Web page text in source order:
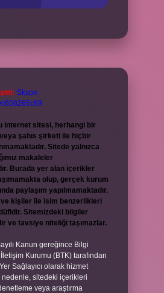
Skype:
internet sitesi, herhangi bir
şahıs şirketi ile hiçbir
Sitede yalnızca
makaleler
Burada yer alan içerikler
olup, gerçek kurum
paylaşım yapılmamaktadır.
kişiler ile isim benzerlikleri
Sitemizdeki bilgiler
ve tavsiye niteliği taşımazlar.
Kanun gereğince Bilgi
Kurumu (BTK) tarafından
Sağlayıcı olarak hizmet
nedenle, sitedeki içerikleri
veya araştırma